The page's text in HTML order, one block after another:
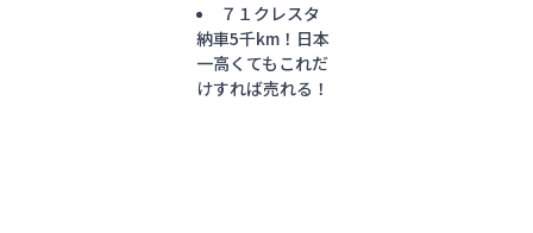
７１クレスタ
納車5千km！日本
一高くてもこれだ
けすれば売れる！